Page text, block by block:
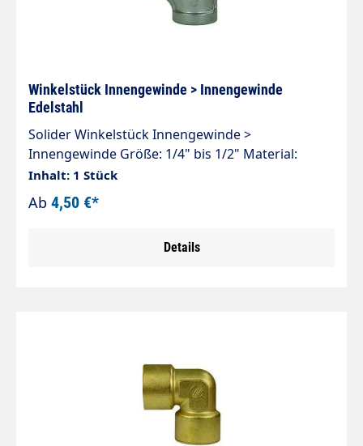
Winkelstück Innengewinde > Innengewinde
Edelstahl
Solider Winkelstück Innengewinde >
Innengewinde Größe: 1/4" bis 1/2" Material:
Edelstahl 150 bar
Inhalt: 1 Stück
Ab 4,50 €*
Details